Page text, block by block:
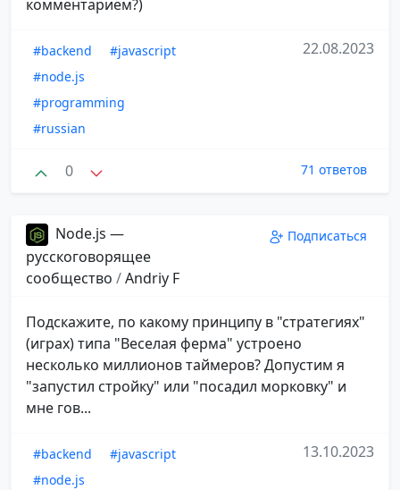
комментарием?)
#backend
#javascript
#node.js
#programming
#russian
22.08.2023
0 71 ответов
Node.js —
русскоговорящее
сообщество /Andriy F
Подписаться
Подскажите, по какому принципу в "стратегиях"
(играх) типа "Веселая ферма" устроено
несколько миллионов таймеров? Допустим я
"запустил стройку" или "посадил морковку" и
мне гов...
#backend
#javascript
#node.js
13.10.2023